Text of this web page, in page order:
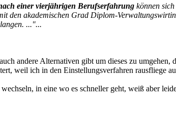
einer vierjährigen Berufserfahrung können
den akademischen Grad Diplom-
..."...
andere Alternativen gibt um dieses zu
weil ich in den Einstellungsverfahren rausfliege
in eine wo es schneller geht, weiß aber